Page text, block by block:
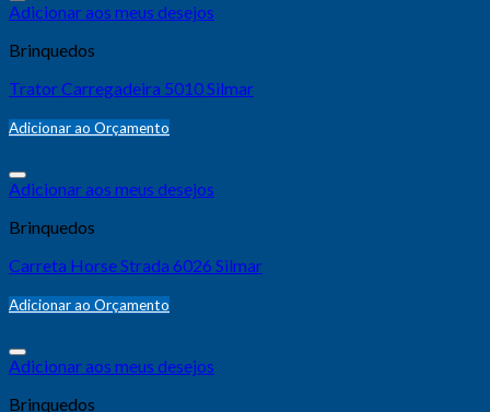
Adicionar aos meus desejos
Brinquedos
Trator Carregadeira 5010 Silmar
Adicionar ao Orçamento
Adicionar aos meus desejos
Brinquedos
Carreta Horse Strada 6026 Silmar
Adicionar ao Orçamento
Adicionar aos meus desejos
Brinquedos